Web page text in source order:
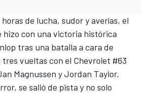
de lucha, sudor y averías, el
hizo con una victoria histórica
tras una batalla a cara de
vueltas con el Chevrolet #63
Magnussen y Jordan Taylor.
se salió de pista y no solo